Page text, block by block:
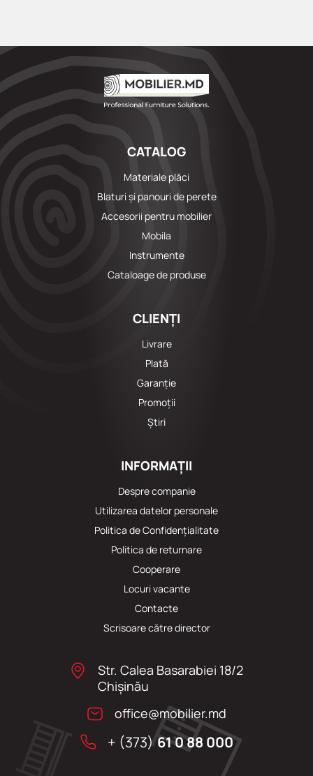
CATALOG
Materiale plăci
Blaturi și panouri de perete
Accesorii pentru mobilier
Mobila
Instrumente
Cataloage de produse
CLIENȚI
Livrare
Plată
Garanție
Promoții
Știri
INFORMAȚII
Despre companie
Utilizarea datelor personale
Politica de Confidențialitate
Politica de returnare
Cooperare
Locuri vacante
Сontacte
Scrisoare către director
Str. Calea Basarabiei 18/2
Chişinău
office@mobilier.md
+ (373)61 0 88 000